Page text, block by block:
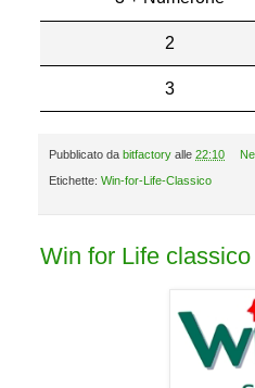
2
3
Pubblicato da bitfactory alle 22:10
Etichette: Win-for-Life-Classico
Win for Life